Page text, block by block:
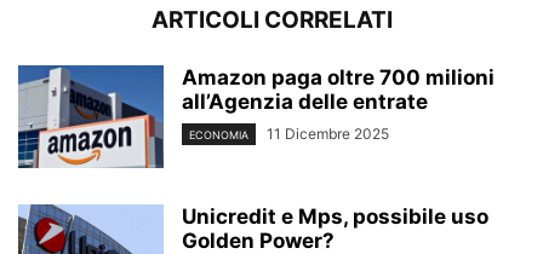
ARTICOLI CORRELATI
Amazon paga oltre 700 milioni
all’Agenzia delle entrate
ECONOMIA 11 Dicembre 2025
Unicredit e Mps, possibile uso
Golden Power?